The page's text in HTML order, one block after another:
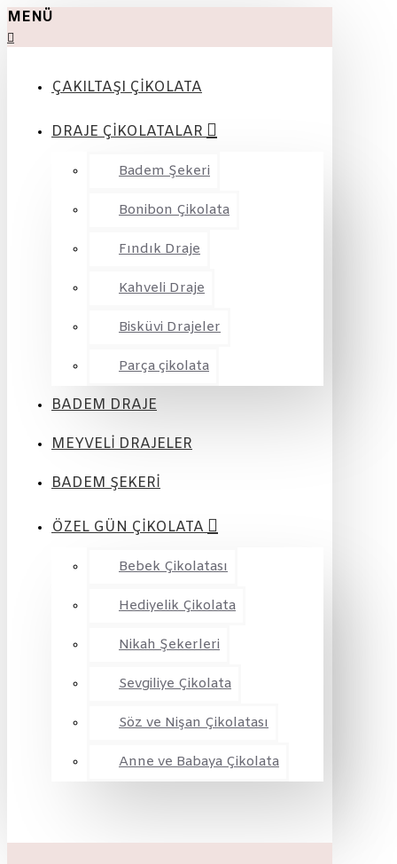
MENÜ
ÇAKILTAŞI ÇİKOLATA
DRAJE ÇİKOLATALAR
Badem Şekeri
Bonibon Çikolata
Fındık Draje
Kahveli Draje
Bisküvi Drajeler
Parça çikolata
BADEM DRAJE
MEYVELİ DRAJELER
BADEM ŞEKERİ
ÖZEL GÜN ÇİKOLATA
Bebek Çikolatası
Hediyelik Çikolata
Nikah Şekerleri
Sevgiliye Çikolata
Söz ve Nişan Çikolatası
Anne ve Babaya Çikolata